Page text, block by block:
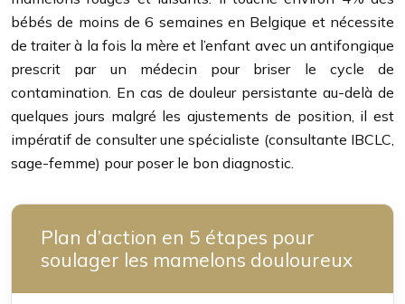
bébés de moins de 6 semaines en Belgique et nécessite
de traiter à la fois la mère et l’enfant avec un antifongique
prescrit par un médecin pour briser le cycle de
contamination. En cas de douleur persistante au-delà de
quelques jours malgré les ajustements de position, il est
impératif de consulter une spécialiste (consultante IBCLC,
sage-femme) pour poser le bon diagnostic.
Plan d’action en 5 étapes pour
soulager les mamelons douloureux